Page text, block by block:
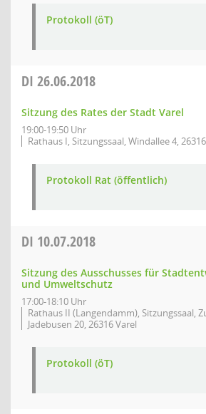
Protokoll (öT)
DI 26.06.2018
Sitzung des Rates der Stadt Varel
19:00-19:50 Uhr
Rathaus I, Sitzungssaal, Windallee 4,
Protokoll Rat (öffentlich)
DI 10.07.2018
Sitzung des Ausschusses für
und Umweltschutz
17:00-18:10 Uhr
Rathaus II (Langendamm), Sitzungssaal,
Jadebusen 20, 26316 Varel
Protokoll (öT)